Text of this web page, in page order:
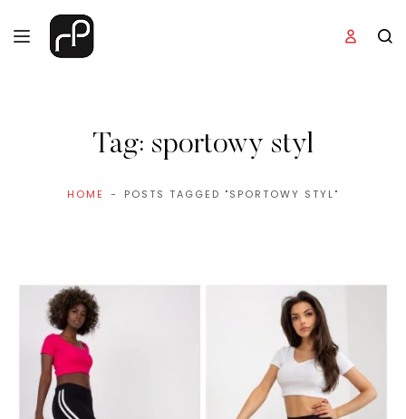
Tag: sportowy styl
HOME POSTS TAGGED "SPORTOWY STYL"